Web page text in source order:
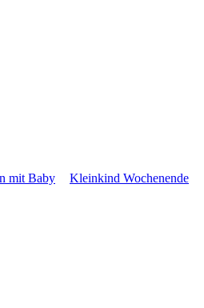
mit Baby
Kleinkind Wochenende